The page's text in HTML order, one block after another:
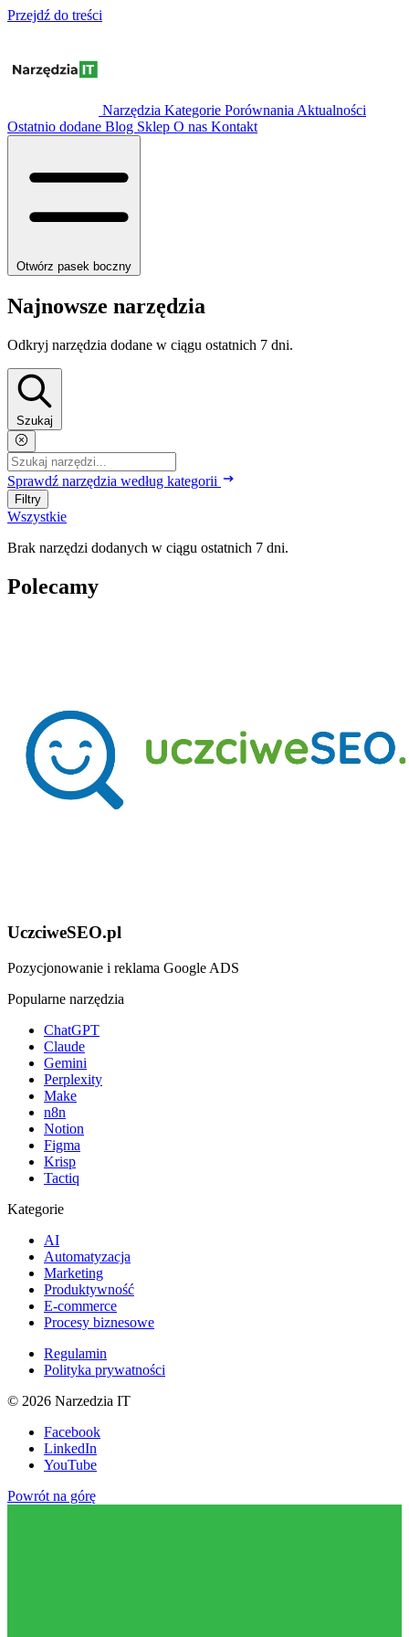
Przejdź do treści
Narzędzia Kategorie Porównania Aktualności
Ostatnio dodane Blog Sklep O nas Kontakt
Otwórz pasek boczny
Najnowsze narzędzia
Odkryj narzędzia dodane w ciągu ostatnich 7 dni.
Szukaj
Sprawdź narzędzia według kategorii
Filtry
Wszystkie
Brak narzędzi dodanych w ciągu ostatnich 7 dni.
Polecamy
UczciweSEO.pl
Pozycjonowanie i reklama Google ADS
Popularne narzędzia
ChatGPT
Claude
Gemini
Perplexity
Make
n8n
Notion
Figma
Krisp
Tactiq
Kategorie
AI
Automatyzacja
Marketing
Produktywność
E-commerce
Procesy biznesowe
Regulamin
Polityka prywatności
© 2026 Narzedzia IT
Facebook
LinkedIn
YouTube
Powrót na górę